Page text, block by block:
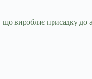
виробляє присадку до